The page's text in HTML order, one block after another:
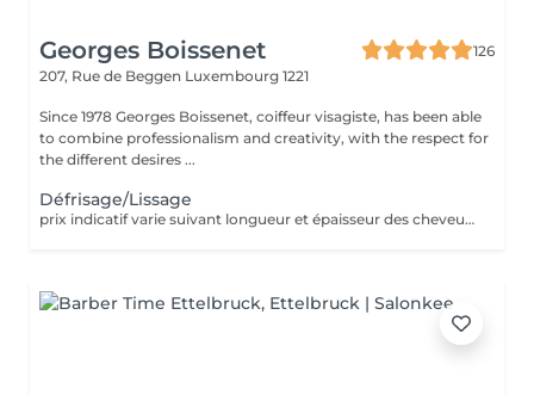
Georges Boissenet
126
207, Rue de Beggen Luxembourg 1221
Since 1978 Georges Boissenet, coiffeur visagiste, has been able
to combine professionalism and creativity, with the respect for
the different desires ...
Défrisage/Lissage
prix indicatif varie suivant longueur et épaisseur des cheveux. Appellez le 420011 pour convenir d'un rdv pour devis